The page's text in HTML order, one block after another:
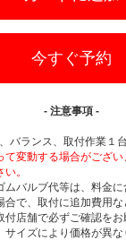
今すぐ予約
- 注意事項 -
バランス、取付作業１台
変動する場合がござ
。
バルブ代等は、料金に
合で、取付に追加費用
店舗で必ずご確認をお
イズにより価格が異な